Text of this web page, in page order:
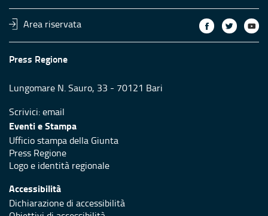
Area riservata
Press Regione
Lungomare N. Sauro, 33 - 70121 Bari
Scrivici:email
Eventi e Stampa
Ufficio stampa della Giunta
Press Regione
Logo e identità regionale
Accessibilità
Dichiarazione di accessibilità